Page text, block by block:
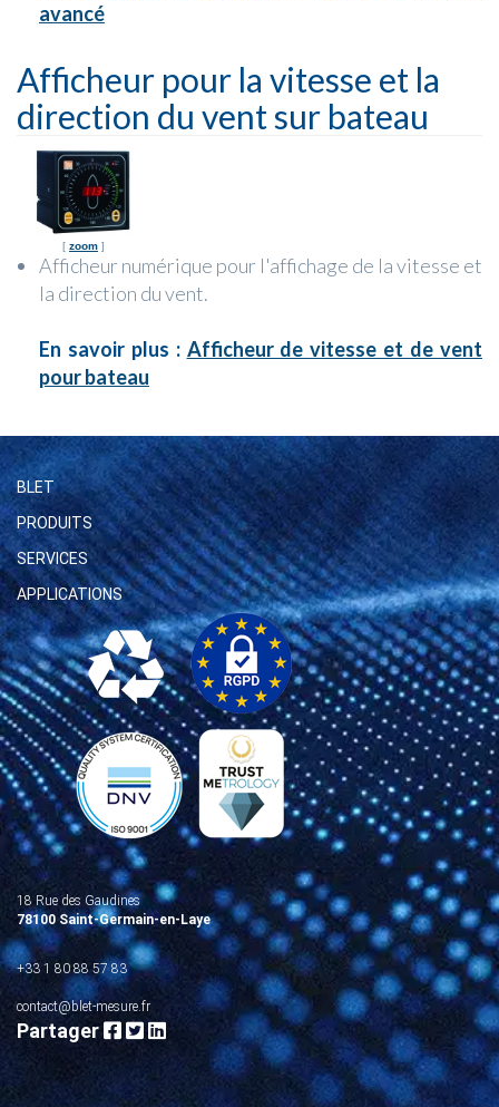
avancé
Afficheur pour la vitesse et la
direction du vent sur bateau
[ zoom ]
Afficheur numérique pour l'affichage de la vitesse et
la direction du vent.
En savoir plus : Afficheur de vitesse et de vent
pour bateau
BLET
PRODUITS
SERVICES
APPLICATIONS
18 Rue des Gaudines
78100 Saint-Germain-en-Laye
+33 1 80 88 57 83
contact@blet-mesure.fr
Partager